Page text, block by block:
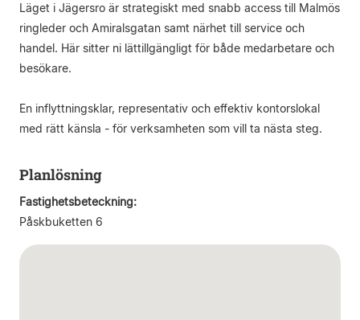
Läget i Jägersro är strategiskt med snabb access till Malmös
ringleder och Amiralsgatan samt närhet till service och
handel. Här sitter ni lättillgängligt för både medarbetare och
besökare.
En inflyttningsklar, representativ och effektiv kontorslokal
med rätt känsla - för verksamheten som vill ta nästa steg.
Planlösning
Fastighetsbeteckning:
Påskbuketten 6